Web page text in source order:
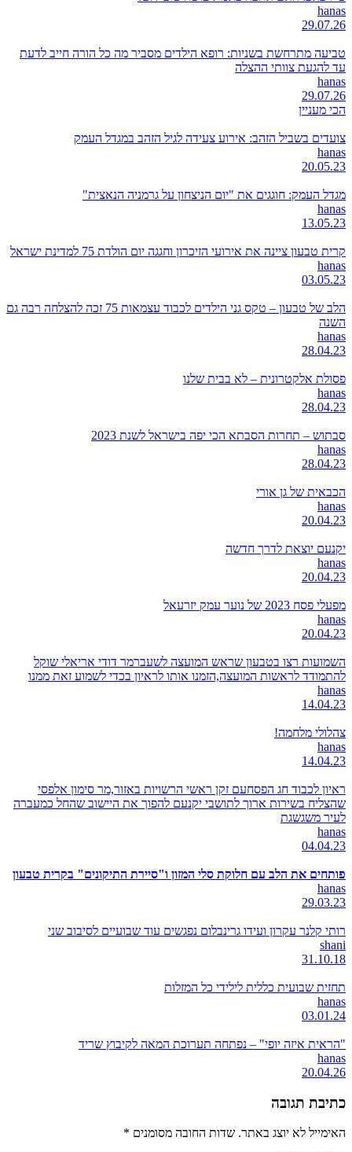
hanas
29.07.26
טביעה מתרחשת בשניות: רופא הילדים מסביר מה כל הורה חייב לדעת
עד להגעת צוותי ההצלה
hanas
29.07.26
הכי מעניין
צועדים בשביל הזהב: אירוע צעידה לגיל הזהב במגדל העמק
hanas
20.05.23
מגדל העמק: חוגגים את "יום הניצחון על גרמניה הנאצית"
hanas
13.05.23
קרית טבעון ציינה את אירועי הזיכרון וחגגה יום הולדת 75 למדינת ישראל
hanas
03.05.23
הלב של טבעון – טקס גני הילדים לכבוד עצמאות 75 זכה להצלחה רבה גם
השנה
hanas
28.04.23
פסולת אלקטרונית – לא בבית שלנו
hanas
28.04.23
סבתוש – תחרות הסבתא הכי יפה בישראל לשנת 2023
hanas
28.04.23
הכבאית של גן אורי
hanas
20.04.23
יקנעם יוצאת לדרך חדשה
hanas
20.04.23
מפעלי פסח 2023 של נוער עמק יזרעאל
hanas
20.04.23
השמועות רצו בטבעון שראש המועצה לשעברמר דודי אריאלי שוקל
להתמודד לראשות המועצה,הזמנו אותו לראיון בכדי לשמוע זאת ממנו
hanas
14.04.23
צהלולי מלחמה!
hanas
14.04.23
ראיון לכבוד חג הפסחעם זקן ראשי הרשויות באזור,מר סימון אלפסי
שהצליח בשירות ארוך לתושבי יקנעם להפוך את היישוב שהחל כמעברה
לעיר משגשגת
hanas
04.04.23
פותחים את הלב עם חלוקת סלי המזון ו"סיירת התיקונים" בקרית טבעון
hanas
29.03.23
רותי קלנר עקרון ועידו גרינבלום נפגשים עוד שבועיים לסיבוב שני
shani
31.10.18
תחזית שבועית כללית לילידי כל המזלות
hanas
03.01.24
"הראית איזה יופי" – נפתחה תערוכת המאה לקיבוץ שריד
hanas
20.04.26
כתיבת תגובה
האימייל לא יוצג באתר. שדות החובה מסומנים *